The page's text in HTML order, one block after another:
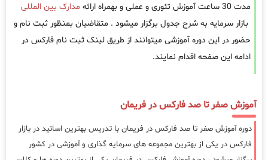
مدت 30 ساعت آموزش تئوری و عملی و بهمراه ارائه
مدارک بین المللی
بازار سرمایه به شرح جدول برگزار میشود . متقاضیان بمنظور ثبت نام و
حضور در این دوره آموزشی میتوانند از طریق لینک ثبت نام فارکس در
ادامه این صفحه اقدام نمایند.
آموزش صفر تا صد فارکس در فریمان
دوره آموزش صفر تا صد فارکس در فریمان با تدریس بهترین اساتید در بازار
فارکس در یکی از بهترین مجموعه های سرمایه گذاری و آموزشی در کشور